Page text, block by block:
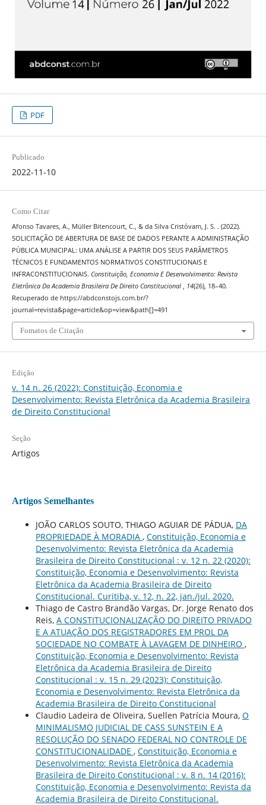
PDF
Publicado
2022-11-10
Como Citar
Afonso Tavares, A., Müller Bitencourt, C., & da Silva Cristóvam, J. S. . (2022).
SOLICITAÇÃO DE ABERTURA DE BASE DE DADOS PERANTE A ADMINISTRAÇÃO
PÚBLICA MUNICIPAL: UMA ANÁLISE A PARTIR DOS SEUS PARÂMETROS
TÉCNICOS E FUNDAMENTOS NORMATIVOS CONSTITUCIONAIS E
INFRACONSTITUCIONAIS. Constituição, Economia E Desenvolvimento: Revista
Eletrônica Da Academia Brasileira De Direito Constitucional
14(26), 18–40.
Recuperado de https://abdconstojs.com.br/?
journal=revista&page=article&op=view&path[]=491
Fomatos de Citação
Edição
v. 14 n. 26 (2022): Constituição, Economia e
Desenvolvimento: Revista Eletrônica da Academia Brasileira
de Direito Constitucional
Seção
Artigos
Artigos Semelhantes
JOÃO CARLOS SOUTO, THIAGO AGUIAR DE PÁDUA, DA
PROPRIEDADE À MORADIA , Constituição, Economia e
Desenvolvimento: Revista Eletrônica da Academia
Brasileira de Direito Constitucional : v. 12 n. 22 (2020):
Constituição, Economia e Desenvolvimento: Revista
Eletrônica da Academia Brasileira de Direito
Constitucional. Curitiba, v. 12, n. 22, jan./jul. 2020.
Thiago de Castro Brandão Vargas, Dr. Jorge Renato dos
Reis, A CONSTITUCIONALIZAÇÃO DO DIREITO PRIVADO
E A ATUAÇÃO DOS REGISTRADORES EM PROL DA
SOCIEDADE NO COMBATE À LAVAGEM DE DINHEIRO ,
Constituição, Economia e Desenvolvimento: Revista
Eletrônica da Academia Brasileira de Direito
Constitucional : v. 15 n. 29 (2023): Constituição,
Economia e Desenvolvimento: Revista Eletrônica da
Academia Brasileira de Direito Constitucional
Claudio Ladeira de Oliveira, Suellen Patrícia Moura, O
MINIMALISMO JUDICIAL DE CASS SUNSTEIN E A
RESOLUÇÃO DO SENADO FEDERAL NO CONTROLE DE
CONSTITUCIONALIDADE , Constituição, Economia e
Desenvolvimento: Revista Eletrônica da Academia
Brasileira de Direito Constitucional : v. 8 n. 14 (2016):
Constituição, Economia e Desenvolvimento: Revista da
Academia Brasileira de Direito Constitucional.